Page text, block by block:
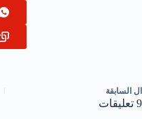
ال السابقة
9 تعليقات